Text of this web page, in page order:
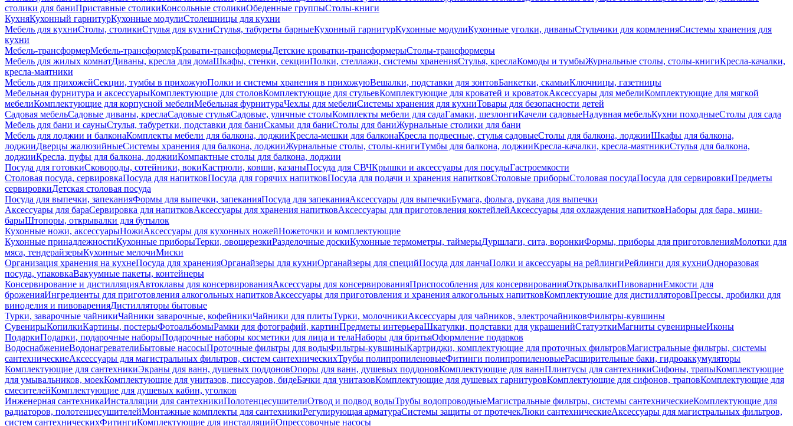
столики для баниПриставные столикиКонсольные столикиОбеденные группыСтолы-книги
КухняКухонный гарнитурКухонные модулиСтолешницы для кухни
Мебель для кухниСтолы, столикиСтулья для кухниСтулья, табуреты барныеКухонный гарнитурКухонные модулиКухонные уголки, диваныСтульчики для кормленияСистемы хранения для
кухни
Мебель-трансформерМебель-трансформерКровати-трансформерыДетские кроватки-трансформерыСтолы-трансформеры
Мебель для жилых комнатДиваны, кресла для домаШкафы, стенки, секцииПолки, стеллажи, системы храненияСтулья, креслаКомоды и тумбыЖурнальные столы, столы-книгиКресла-качалки,
кресла-маятники
Мебель для прихожейСекции, тумбы в прихожуюПолки и системы хранения в прихожуюВешалки, подставки для зонтовБанкетки, скамьиКлючницы, газетницы
Мебельная фурнитура и аксессуарыКомплектующие для столовКомплектующие для стульевКомплектующие для кроватей и кроватокАксессуары для мебелиКомплектующие для мягкой
мебелиКомплектующие для корпусной мебелиМебельная фурнитураЧехлы для мебелиСистемы хранения для кухниТовары для безопасности детей
Садовая мебельСадовые диваны, креслаСадовые стульяСадовые, уличные столыКомплекты мебели для садаГамаки, шезлонгиКачели садовыеНадувная мебельКухни походныеСтолы для сада
Мебель для бани и сауныСтулья, табуретки, подставки для баниСкамьи для баниСтолы для баниЖурнальные столики для бани
Мебель для лоджии и балконаКомплекты мебели для балкона, лоджииКресла-мешки для балконаКресла подвесные, стулья садовыеСтолы для балкона, лоджииШкафы для балкона,
лоджииДверцы жалюзийныеСистемы хранения для балкона, лоджииЖурнальные столы, столы-книгиТумбы для балкона, лоджииКресла-качалки, кресла-маятникиСтулья для балкона,
лоджииКресла, пуфы для балкона, лоджииКомпактные столы для балкона, лоджии
Посуда для готовкиСковороды, сотейники, вокиКастрюли, ковши, казаныПосуда для СВЧКрышки и аксессуары для посудыГастроемкости
Столовая посуда, сервировкаПосуда для напитковПосуда для горячих напитковПосуда для подачи и хранения напитковСтоловые приборыСтоловая посудаПосуда для сервировкиПредметы
сервировкиДетская столовая посуда
Посуда для выпечки, запеканияФормы для выпечки, запеканияПосуда для запеканияАксессуары для выпечкиБумага, фольга, рукава для выпечки
Аксессуары для бараСервировка для напитковАксессуары для хранения напитковАксессуары для приготовления коктейлейАксессуары для охлаждения напитковНаборы для бара, мини-
барыШтопоры, открывалки для бутылок
Кухонные ножи, аксессуарыНожиАксессуары для кухонных ножейНожеточки и комплектующие
Кухонные принадлежностиКухонные приборыТерки, овощерезкиРазделочные доскиКухонные термометры, таймерыДуршлаги, сита, воронкиФормы, приборы для приготовленияМолотки для
мяса, тендерайзерыКухонные мелочиМиски
Организация хранения на кухнеПосуда для храненияОрганайзеры для кухниОрганайзеры для специйПосуда для ланчаПолки и аксессуары на рейлингиРейлинги для кухниОдноразовая
посуда, упаковкаВакуумные пакеты, контейнеры
Консервирование и дистилляцияАвтоклавы для консервированияАксессуары для консервированияПриспособления для консервированияОткрывалкиПивоварниЕмкости для
броженияИнгредиенты для приготовления алкогольных напитковАксессуары для приготовления и хранения алкогольных напитковКомплектующие для дистилляторовПрессы, дробилки для
виноделия и пивоваренияДистилляторы бытовые
Турки, заварочные чайникиЧайники заварочные, кофейникиЧайники для плитыТурки, молочникиАксессуары для чайников, электрочайниковФильтры-кувшины
СувенирыКопилкиКартины, постерыФотоальбомыРамки для фотографий, картинПредметы интерьераШкатулки, подставки для украшенийСтатуэткиМагниты сувенирныеИконы
ПодаркиПодарки, подарочные наборыПодарочные наборы косметики для лица и телаНаборы для бритьяОформление подарков
ВодоснабжениеВодонагревателиБытовые насосыПроточные фильтры для водыФильтры-кувшиныКартриджи, комплектующие для проточных фильтровМагистральные фильтры, системы
сантехническиеАксессуары для магистральных фильтров, систем сантехническихТрубы полипропиленовыеФитинги полипропиленовыеРасширительные баки, гидроаккумуляторы
Комплектующие для сантехникиЭкраны для ванн, душевых поддоновОпоры для ванн, душевых поддоновКомплектующие для ваннПлинтусы для сантехникиСифоны, трапыКомплектующие
для умывальников, моекКомплектующие для унитазов, писсуаров, бидеБачки для унитазовКомплектующие для душевых гарнитуровКомплектующие для сифонов, траповКомплектующие для
смесителейКомплектующие для душевых кабин, уголков
Инженерная сантехникаИнсталляции для сантехникиПолотенцесушителиОтвод и подвод водыТрубы водопроводныеМагистральные фильтры, системы сантехническиеКомплектующие для
радиаторов, полотенцесушителейМонтажные комплекты для сантехникиРегулирующая арматураСистемы защиты от протечекЛюки сантехническиеАксессуары для магистральных фильтров,
систем сантехническихФитингиКомплектующие для инсталляцийОпрессовочные насосы